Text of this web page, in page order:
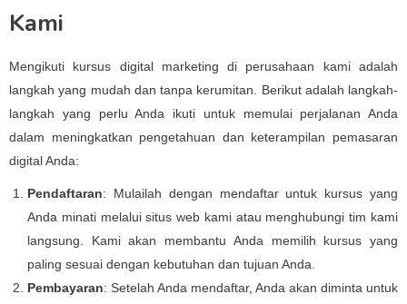
Kami
Mengikuti kursus digital marketing di perusahaan kami adalah
langkah yang mudah dan tanpa kerumitan. Berikut adalah langkah-
langkah yang perlu Anda ikuti untuk memulai perjalanan Anda
dalam meningkatkan pengetahuan dan keterampilan pemasaran
digital Anda:
Pendaftaran: Mulailah dengan mendaftar untuk kursus yang
Anda minati melalui situs web kami atau menghubungi tim kami
langsung. Kami akan membantu Anda memilih kursus yang
paling sesuai dengan kebutuhan dan tujuan Anda.
Pembayaran: Setelah Anda mendaftar, Anda akan diminta untuk